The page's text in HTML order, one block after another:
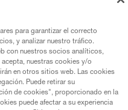
para garantizar el correcto
y analizar nuestro tráfico.
con nuestros socios analíticos,
nuestras cookies y/o
en otros sitios web. Las cookies
Puede retirar su
de cookies", proporcionado en la
puede afectar a su experiencia